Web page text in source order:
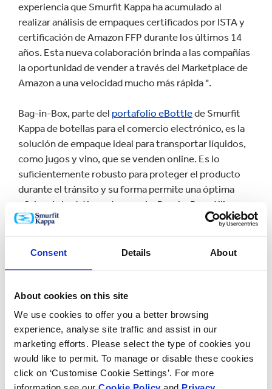
Consent Details About
About cookies on this site
We use cookies to offer you a better browsing
experience, analyse site traffic and assist in our
marketing efforts. Please select the type of cookies you
would like to permit. To manage or disable these cookies
click on ‘Customise Cookie Settings’. For more
experiencia que Smurfit Kappa ha acumulado al
realizar análisis de empaques certificados por ISTA y
certificación de Amazon FFP durante los últimos 14
años. Esta nueva colaboración brinda a las compañías
la oportunidad de vender a través del Marketplace de
Amazon a una velocidad mucho más rápida ".
Bag-in-Box, parte del portafolio eBottlede Smurfit
Kappa de botellas para el comercio electrónico, es la
solución de empaque ideal para transportar líquidos,
como jugos y vino, que se venden online. Es lo
suficientemente robusto para proteger el producto
durante el tránsito y su forma permite una óptima
eficiencia logística y de manejo. Bag-in-Box
utiliza en
promedio un 75% menos de plástico que los envases
de plástico rígido y tiene materiales fáciles de separar,
lo que garantiza altas tasas de reciclaje.
se beneficiará del anuncio. Rob Malin, CEO de When in
Rome, dijo: "When in Rome es una marca de vinos
artesanales italianos premium y hemos vendido con
mucho éxito en Amazon Reino Unido desde julio del
2020. La disponibilidad de diseños FFP pre-
certificados sin duda lo hará más fácil para nosotros y
otras marcas de vino ecológicas para aumentar la